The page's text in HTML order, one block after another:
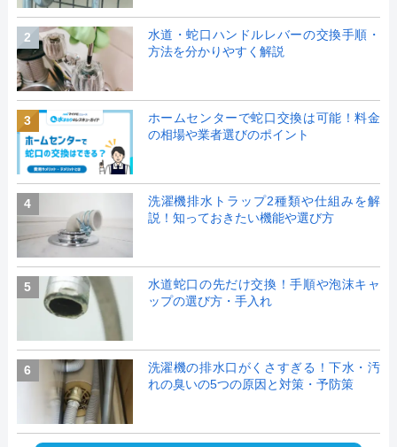
2
水道・蛇口ハンドルレバーの交換手順・
方法を分かりやすく解説
3
ホームセンターで蛇口交換は可能！料金
の相場や業者選びのポイント
4
洗濯機排水トラップ2種類や仕組みを解
説！知っておきたい機能や選び方
5
水道蛇口の先だけ交換！手順や泡沫キャ
ップの選び方・手入れ
6
洗濯機の排水口がくさすぎる！下水・汚
れの臭いの5つの原因と対策・予防策